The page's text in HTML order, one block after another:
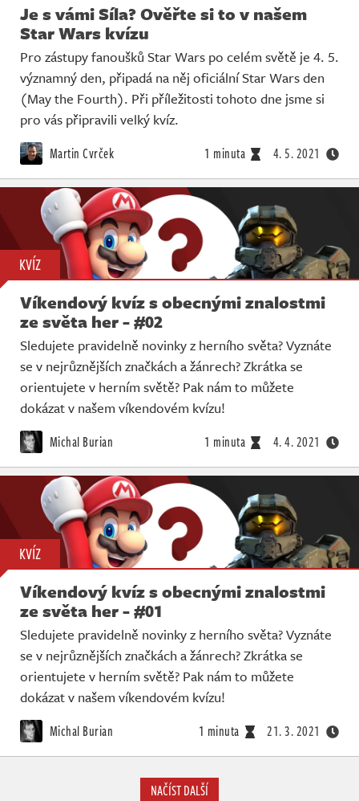
Je s vámi Síla? Ověřte si to v našem
Star Wars kvízu
Pro zástupy fanoušků Star Wars po celém světě je 4. 5.
významný den, připadá na něj oficiální Star Wars den
(May the Fourth). Při příležitosti tohoto dne jsme si
pro vás připravili velký kvíz.
Martin Cvrček 1 minuta 4. 5. 2021
KVÍZ
Víkendový kvíz s obecnými znalostmi
ze světa her - #02
Sledujete pravidelně novinky z herního světa? Vyznáte
se v nejrůznějších značkách a žánrech? Zkrátka se
orientujete v herním světě? Pak nám to můžete
dokázat v našem víkendovém kvízu!
Michal Burian 1 minuta 4. 4. 2021
KVÍZ
Víkendový kvíz s obecnými znalostmi
ze světa her - #01
Sledujete pravidelně novinky z herního světa? Vyznáte
se v nejrůznějších značkách a žánrech? Zkrátka se
orientujete v herním světě? Pak nám to můžete
dokázat v našem víkendovém kvízu!
Michal Burian 1 minuta 21. 3. 2021
NAČÍST DALŠÍ